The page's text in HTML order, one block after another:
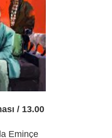
/ 13.00
Eminçe